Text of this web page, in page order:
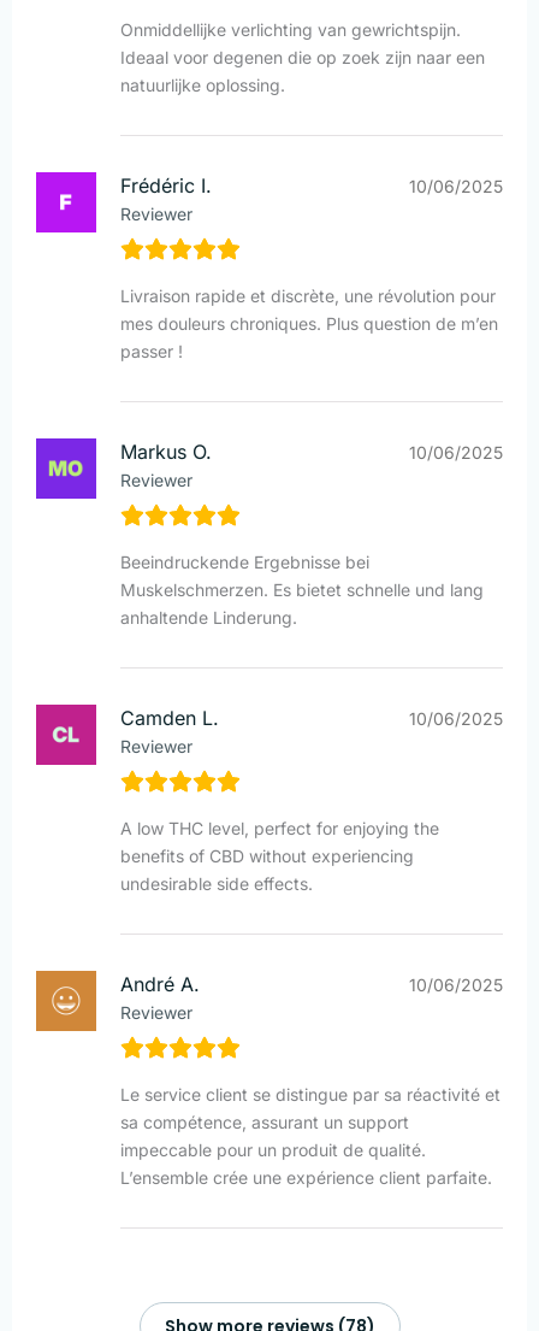
Onmiddellijke verlichting van gewrichtspijn.
Ideaal voor degenen die op zoek zijn naar een
natuurlijke oplossing.
Frédéric I.
Reviewer
10/06/2025
Livraison rapide et discrète, une révolution pour
mes douleurs chroniques. Plus question de m’en
passer !
Markus O.
Reviewer
10/06/2025
Beeindruckende Ergebnisse bei
Muskelschmerzen. Es bietet schnelle und lang
anhaltende Linderung.
Camden L.
Reviewer
10/06/2025
A low THC level, perfect for enjoying the
benefits of CBD without experiencing
undesirable side effects.
André A.
Reviewer
10/06/2025
Le service client se distingue par sa réactivité et
sa compétence, assurant un support
impeccable pour un produit de qualité.
L’ensemble crée une expérience client parfaite.
Show more reviews (78)